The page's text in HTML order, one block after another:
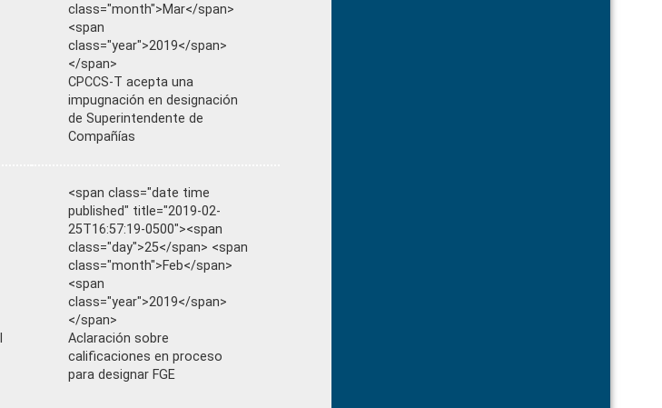
class="month">Mar</span>
<span
class="year">2019</span>
</span>
CPCCS-T acepta una
impugnación en designación
de Superintendente de
Compañías
<span class="date time
published" title="2019-02-
25T16:57:19-0500"><span
class="day">25</span> <span
class="month">Feb</span>
<span
class="year">2019</span>
</span>
Aclaración sobre
calificaciones en proceso
para designar FGE